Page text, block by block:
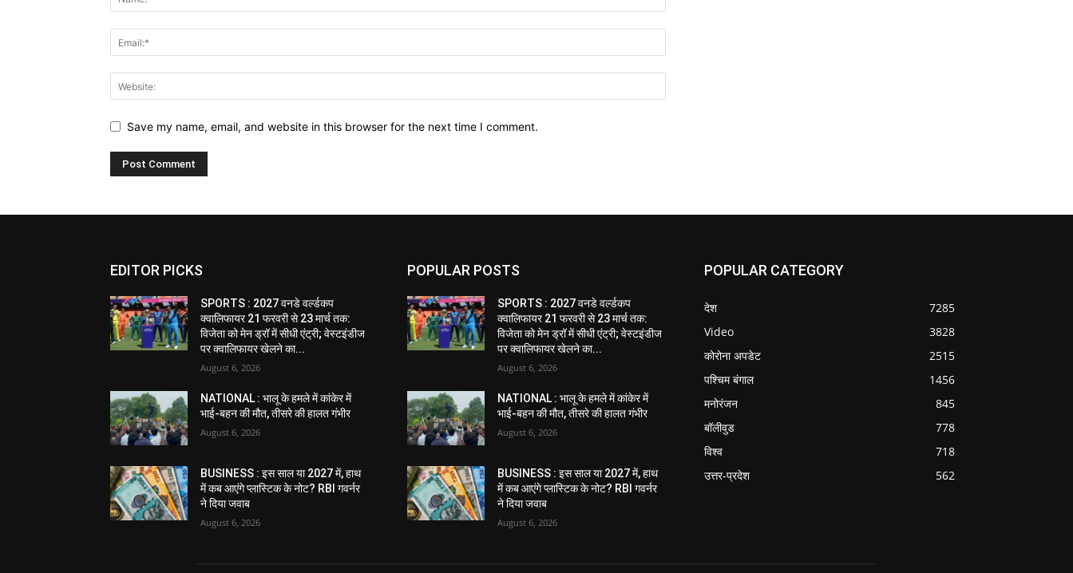
Save my name, email, and website in this browser for the next time I comment.
EDITOR PICKS
SPORTS : 2027 वनडे वर्ल्डकप
क्वालिफायर 21 फरवरी से 23 मार्च तक:
विजेता को मेन ड्रॉ में सीधी एंट्री; वेस्टइंडीज
पर क्वालिफायर खेलने का...
August 6, 2026
NATIONAL : भालू के हमले में कांकेर में
भाई-बहन की मौत, तीसरे की हालत गंभीर
August 6, 2026
BUSINESS : इस साल या 2027 में, हाथ
में कब आएंगे प्लास्टिक के नोट? RBI गवर्नर
ने दिया जवाब
August 6, 2026
POPULAR POSTS
SPORTS : 2027 वनडे वर्ल्डकप
क्वालिफायर 21 फरवरी से 23 मार्च तक:
विजेता को मेन ड्रॉ में सीधी एंट्री; वेस्टइंडीज
पर क्वालिफायर खेलने का...
August 6, 2026
NATIONAL : भालू के हमले में कांकेर में
भाई-बहन की मौत, तीसरे की हालत गंभीर
August 6, 2026
BUSINESS : इस साल या 2027 में, हाथ
में कब आएंगे प्लास्टिक के नोट? RBI गवर्नर
ने दिया जवाब
August 6, 2026
POPULAR CATEGORY
देश
7285
Video
3828
कोरोना अपडेट
2515
पश्चिम बंगाल
1456
मनोरंजन
845
बॉलीवुड
778
विश्व
718
उत्तर-प्रदेश
562